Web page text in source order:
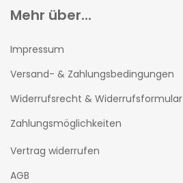
Mehr über...
Impressum
Versand- & Zahlungsbedingungen
Widerrufsrecht & Widerrufsformular
Zahlungsmöglichkeiten
Vertrag widerrufen
AGB